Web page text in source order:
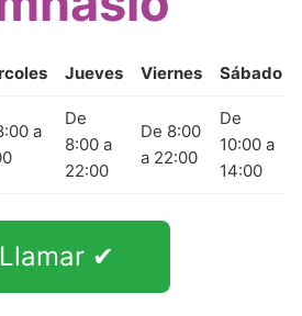
Jueves Viernes Sábado
a
De
8:00 a
22:00
De 8:00
a 22:00
De
10:00 a
14:00
Llamar ✔